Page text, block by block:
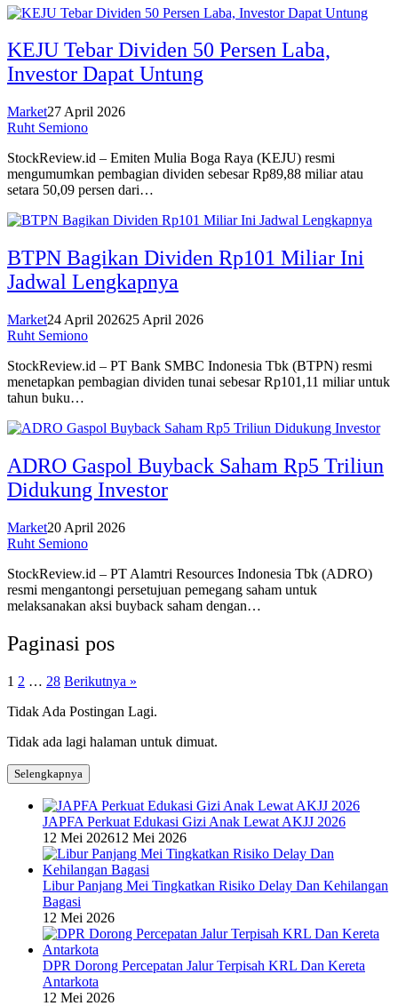
KEJU Tebar Dividen 50 Persen Laba,
Investor Dapat Untung
Market27 April 2026
Ruht Semiono
StockReview.id – Emiten Mulia Boga Raya (KEJU) resmi
mengumumkan pembagian dividen sebesar Rp89,88 miliar atau
setara 50,09 persen dari…
BTPN Bagikan Dividen Rp101 Miliar Ini
Jadwal Lengkapnya
Market24 April 202625 April 2026
Ruht Semiono
StockReview.id – PT Bank SMBC Indonesia Tbk (BTPN) resmi
menetapkan pembagian dividen tunai sebesar Rp101,11 miliar untuk
tahun buku…
ADRO Gaspol Buyback Saham Rp5 Triliun
Didukung Investor
Market20 April 2026
Ruht Semiono
StockReview.id – PT Alamtri Resources Indonesia Tbk (ADRO)
resmi mengantongi persetujuan pemegang saham untuk
melaksanakan aksi buyback saham dengan…
Paginasi pos
1 2 … 28 Berikutnya »
Tidak Ada Postingan Lagi.
Tidak ada lagi halaman untuk dimuat.
Selengkapnya
JAPFA Perkuat Edukasi Gizi Anak Lewat AKJJ 2026
12 Mei 202612 Mei 2026
Libur Panjang Mei Tingkatkan Risiko Delay Dan Kehilangan
Bagasi
12 Mei 2026
DPR Dorong Percepatan Jalur Terpisah KRL Dan Kereta
Antarkota
12 Mei 2026